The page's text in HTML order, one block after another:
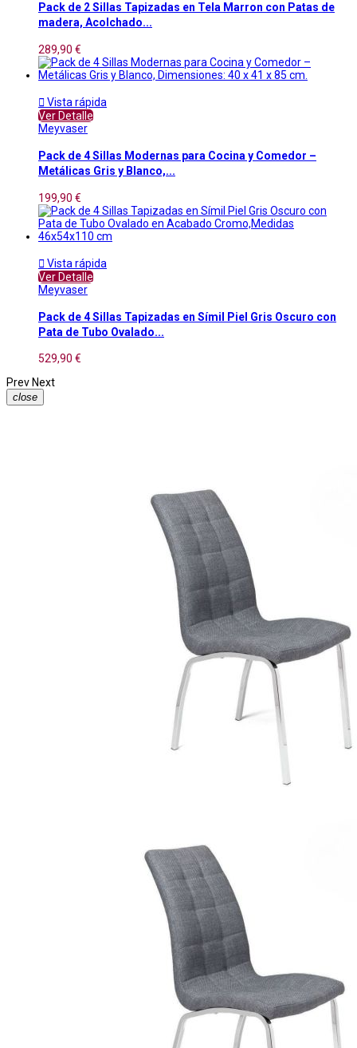
Pack de 2 Sillas Tapizadas en Tela Marron con Patas de
madera, Acolchado...
289,90 €
 Vista rápida
Ver Detalle
Meyvaser
Pack de 4 Sillas Modernas para Cocina y Comedor –
Metálicas Gris y Blanco,...
199,90 €
 Vista rápida
Ver Detalle
Meyvaser
Pack de 4 Sillas Tapizadas en Símil Piel Gris Oscuro con
Pata de Tubo Ovalado...
529,90 €
Prev Next
close